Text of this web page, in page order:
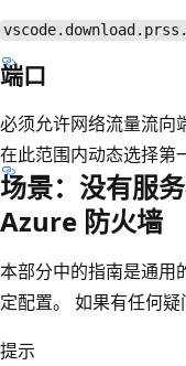
端口
必须允许网络流量流向
在此范围内动态选择第
场景：没有服
Azure 防火墙
本部分中的指南是通用
定配置。 如果有任何疑
提示